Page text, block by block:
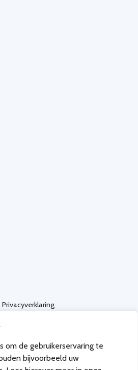
om de gebruikerservaring te
bijvoorbeeld uw
Privacyverklaring